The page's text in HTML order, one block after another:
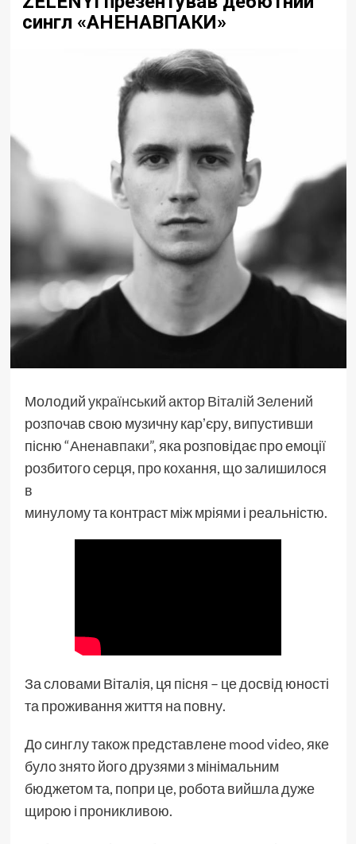
сингл «АНЕНАВПАКИ»
Молодийукраїнський актор Віталій Зелений
розпочав свою музичну карʼєру, випустивши
пісню“Аненавпаки”, яка розповідає про емоції
розбитого серця, про кохання, що залишилося
в
минулому та контраст між мріями і реальністю.
За словами Віталія, ця пісня – це досвід юності
та проживання життя на повну.
До синглу також представленеmood video, яке
було знято його друзями з мінімальним
бюджетом та, попри це, робота вийшла дуже
щирою і проникливою.